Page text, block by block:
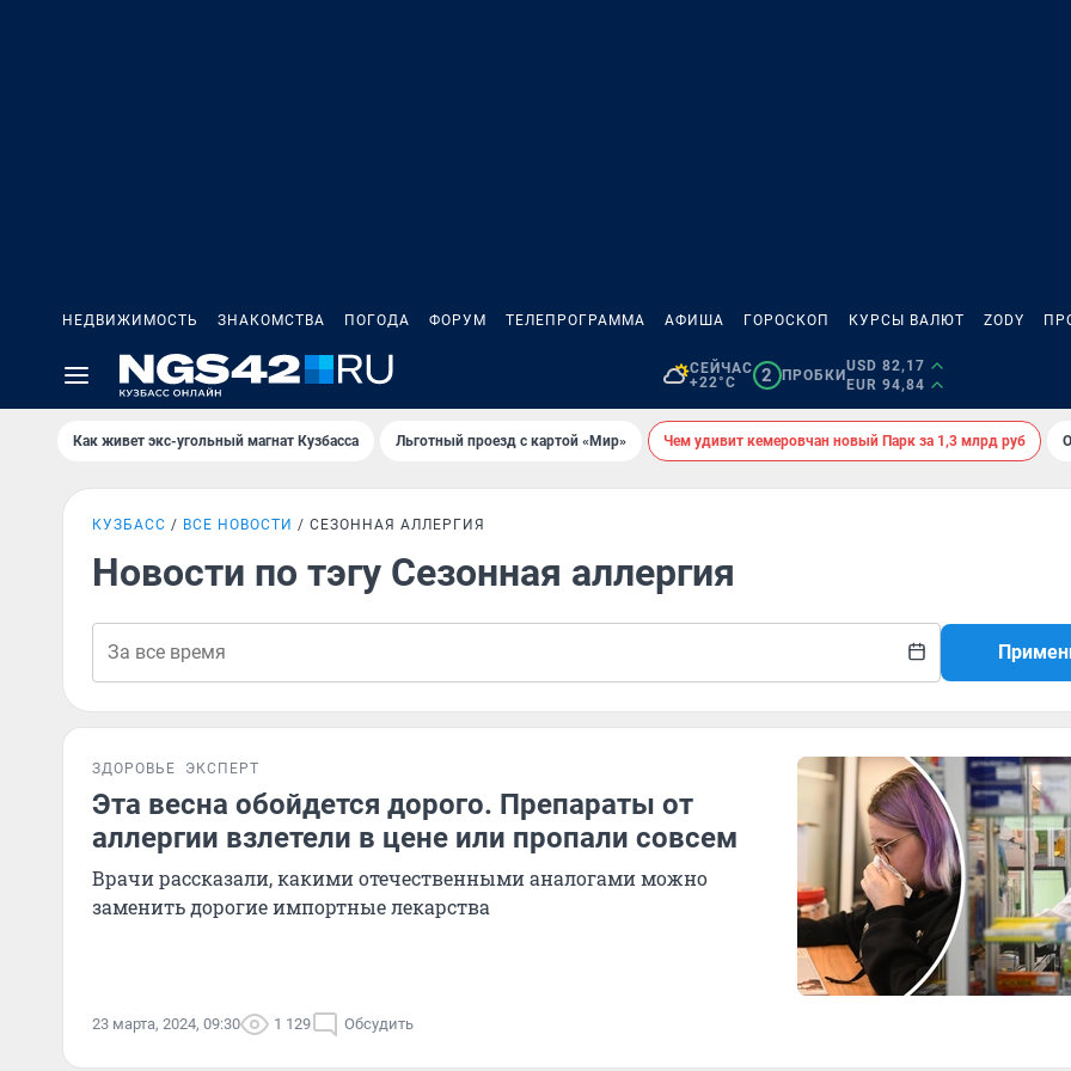
НЕДВИЖИМОСТЬ ЗНАКОМСТВА ПОГОДА ФОРУМ ТЕЛЕПРОГРАММА АФИША ГОРОСКОП КУРСЫ ВАЛЮТ ZODY
СЕЙЧАС
+22°C
2 ПРОБКИ
USD 82,17
EUR 94,84
Как живет экс-угольный магнат Кузбасса Льготный проезд с картой «Мир» Чем удивит кемеровчан новый Парк за 1,3 млрд руб
КУЗБАСС ВСЕ НОВОСТИ СЕЗОННАЯ АЛЛЕРГИЯ
Новости по тэгу Сезонная аллергия
ЗДОРОВЬЕ ЭКСПЕРТ
Эта весна обойдется дорого. Препараты от
аллергии взлетели в цене или пропали совсем
Врачи рассказали, какими отечественными аналогами можно
заменить дорогие импортные лекарства
23 марта, 2024, 09:30 1 129 Обсудить